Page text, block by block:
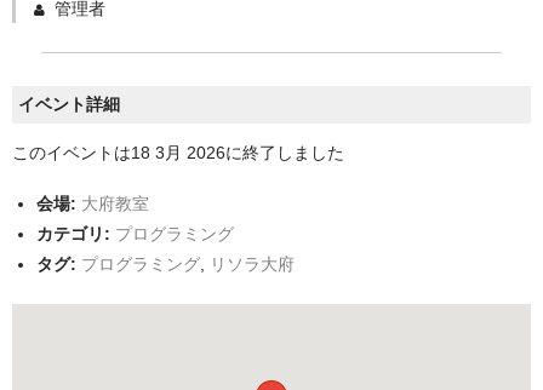
教育機関・団体様
Blog
会員様専用
管理者
イベント詳細
このイベントは18 3月 2026に終了しました
会場: 大府教室
カテゴリ: プログラミング
タグ: プログラミング, リソラ大府